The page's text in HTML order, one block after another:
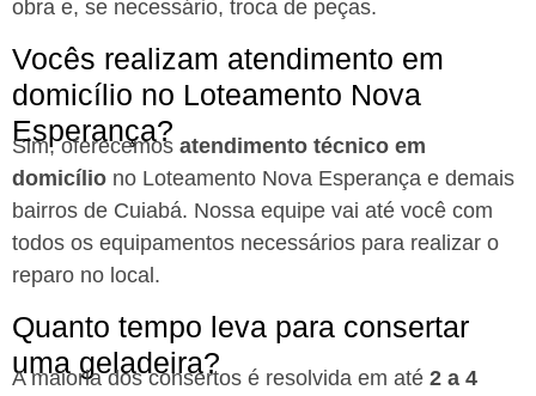
obra e, se necessário, troca de peças.
Vocês realizam atendimento em
domicílio no Loteamento Nova
Esperança?
Sim, oferecemos atendimento técnico em
domicílio no Loteamento Nova Esperança e demais
bairros de Cuiabá. Nossa equipe vai até você com
todos os equipamentos necessários para realizar o
reparo no local.
Quanto tempo leva para consertar
uma geladeira?
A maioria dos consertos é resolvida em até 2 a 4